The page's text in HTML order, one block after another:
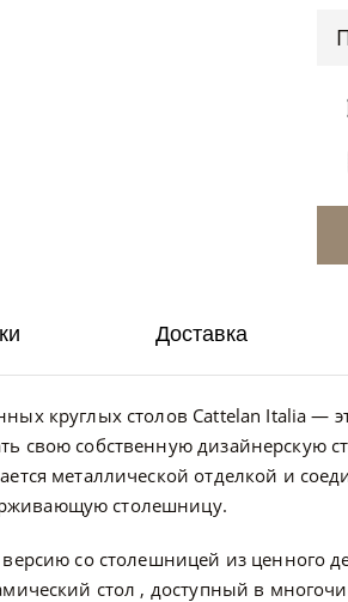
круглых столов Cattelan Italia —
свою собственную дизайнерскую
металлической отделкой и
столешницу.
со столешницей из ценного
стол , доступный в
Доставка